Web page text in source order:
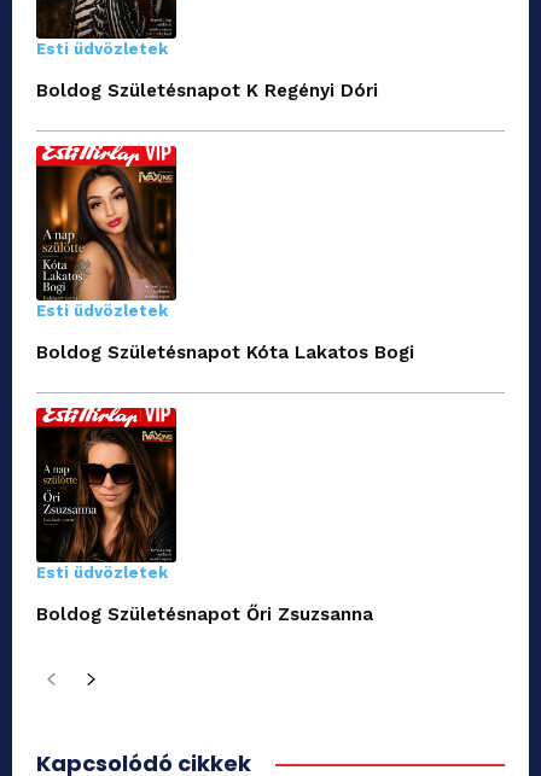
Esti üdvözletek
Boldog Születésnapot K Regényi Dóri
Esti üdvözletek
Boldog Születésnapot Kóta Lakatos Bogi
Esti üdvözletek
Boldog Születésnapot Őri Zsuzsanna
Kapcsolódó cikkek